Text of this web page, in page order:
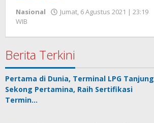
Nasional
Jumat, 6 Agustus 2021 | 23:19
WIB
Seprihadi
Berita Terkini
Pertama di Dunia, Terminal LPG Tanjung
Sekong Pertamina, Raih Sertifikasi
Termin…